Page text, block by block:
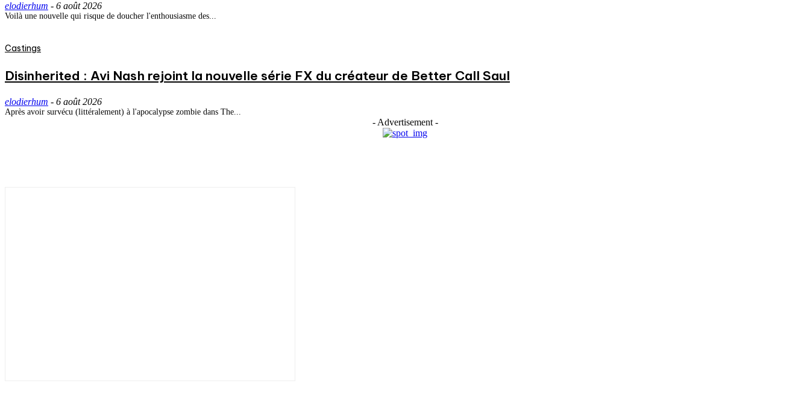
elodierhum - 6 août 2026
Voilà une nouvelle qui risque de doucher l'enthousiasme des...
Castings
Disinherited : Avi Nash rejoint la nouvelle série FX du créateur de Better Call Saul
elodierhum - 6 août 2026
Après avoir survécu (littéralement) à l'apocalypse zombie dans The...
- Advertisement -